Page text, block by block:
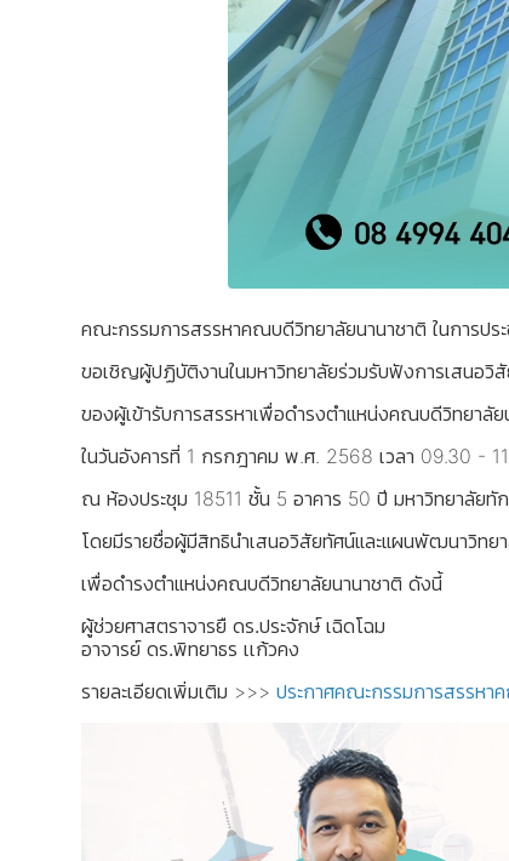
คณะกรรมการสรรหาคณบดีวิทยาลัยนานาชาติ ในการป
ขอเชิญผู้ปฏิบัติงานในมหาวิทยาลัยร่วมรับฟังการเสนอวิ
ของผู้เข้ารับการสรรหาเพื่อดำรงตำแหน่งคณบดีวิทยาลัย
ในวันอังคารที่ 1 กรกฎาคม พ.ศ. 2568 เวลา 09.30 -
ณ ห้องประชุม 18511 ชั้น 5 อาคาร 50 ปี มหาวิทยาลัยทั
โดยมีรายชื่อผู้มีสิทธินำเสนอวิสัยทัศน์และแผนพัฒนาวิทย
เพื่อดำรงตำแหน่งคณบดีวิทยาลัยนานาชาติ ดังนี้
ผู้ช่วยศาสตราจารยื ดร.ประจักษ์ เฉิดโฉม
อาจารย์ ดร.พิทยาธร เเก้วคง
รายละเอียดเพิ่มเติม >>> ประกาศคณะกรรมการสรรหา